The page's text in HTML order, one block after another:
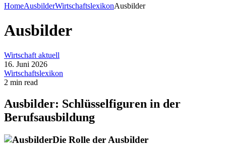
HomeAusbilderWirtschaftslexikonAusbilder
Ausbilder
Wirtschaft aktuell
16. Juni 2026
Wirtschaftslexikon
2 min read
Ausbilder: Schlüsselfiguren in der
Berufsausbildung
Die Rolle der Ausbilder